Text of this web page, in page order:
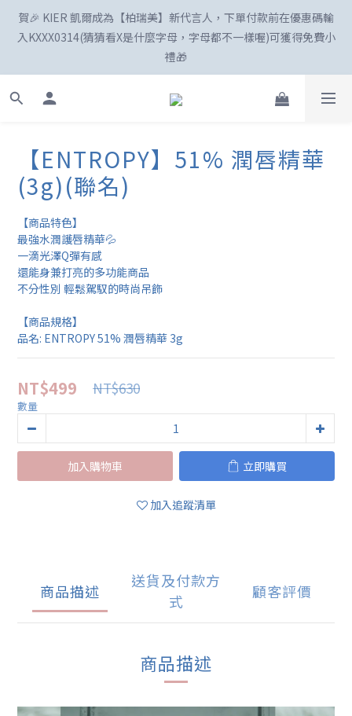
☀️「爸」氣外露！SKIN1004最高77折、柏瑞美最高82折
入KXXX0314(猜猜看X是什麼字母，字母都不一樣喔)可獲得免費小
禮🎁
新註冊會員享100購物金😍
☀️「爸」氣外露！SKIN1004最高77折、柏瑞美最高82折
【ENTROPY】51% 潤唇精華
(3g)(聯名)
【商品特色】
最強水潤護唇精華💦
一滴光澤Q彈有感
還能身兼打亮的多功能商品
不分性別 輕鬆駕馭的時尚吊飾
【商品規格】
品名: ENTROPY 51% 潤唇精華 3g
NT$499 NT$630
數量
加入購物車 立即購買
加入追蹤清單
商品描述
送貨及付款方
式
顧客評價
商品描述